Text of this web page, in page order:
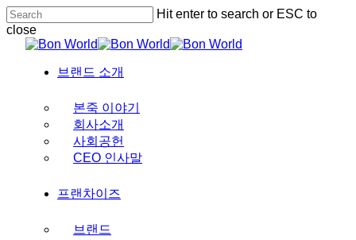
Skip
to
main
Hit enter to search or ESC to
close
Close
Menu
브랜드 소개
본죽 이야기
회사소개
사회공헌
CEO 인사말
프랜차이즈
브랜드